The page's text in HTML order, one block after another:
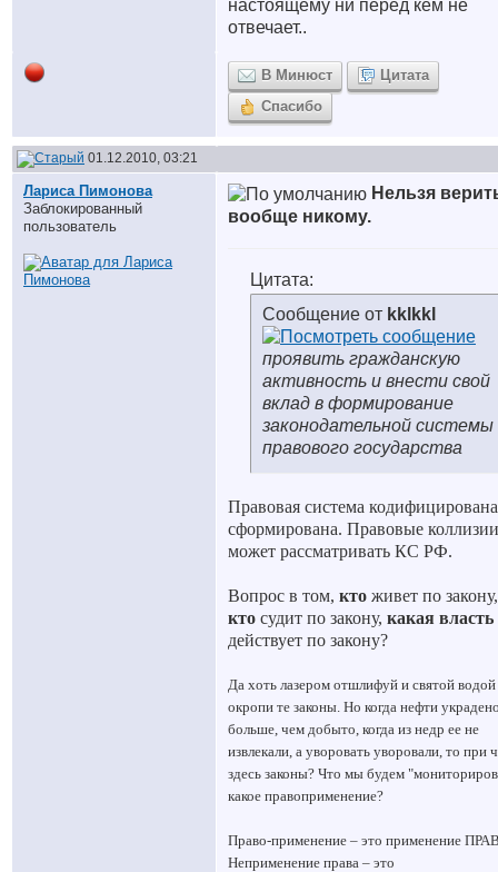
настоящему ни перед кем не
отвечает..
В Минюст
Цитата
Спасибо
01.12.2010, 03:21
Лариса Пимонова
Заблокированный
пользователь
Нельзя
вообще никому.
Цитата:
Сообщение от kklkkl
проявить гражданскую
активность и внести свой
вклад в формирование
законодательной системы
правового государства
Правовая система
сформирована. Правовые коллизии
может рассматривать КС РФ.
Вопрос в том, кто живет по закону,
кто судит по закону, какая власть
действует по закону?
Да хоть лазером отшлифуй и святой водой
окропи те законы. Но когда нефти
больше, чем добыто, когда из недр ее не
извлекали, а уворовать уворовали, то при
здесь законы? Что мы будем
какое правоприменение?
Право-применение – это применение
Неприменение права – это